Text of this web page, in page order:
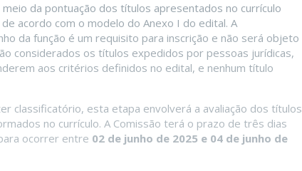
da pontuação dos títulos apresentados no currículo
acordo com o modelo do Anexo I do edital. A
da função é um requisito para inscrição e não será objeto
considerados os títulos expedidos por pessoas jurídicas,
aos critérios definidos no edital, e nenhum título
classificatório, esta etapa envolverá a avaliação dos títulos
no currículo. A Comissão terá o prazo de três dias
ocorrer entre 02 de junho de 2025 e 04 de junho de